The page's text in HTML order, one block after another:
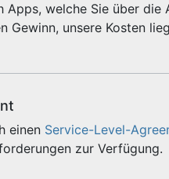
Apps, welche Sie über die
Gewinn, unsere Kosten
einen Service-Level-
zur Verfügung.